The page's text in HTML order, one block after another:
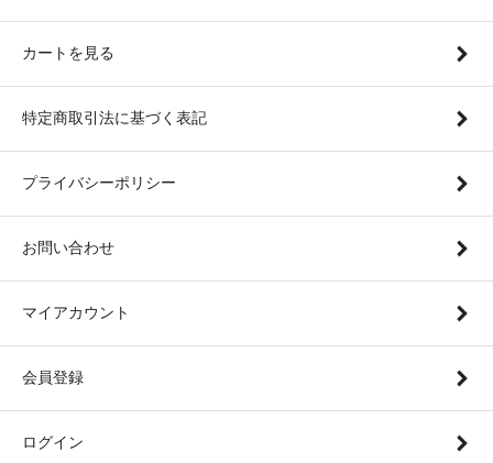
カートを見る
特定商取引法に基づく表記
プライバシーポリシー
お問い合わせ
マイアカウント
会員登録
ログイン